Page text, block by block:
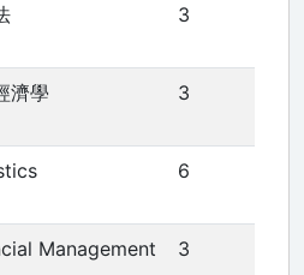
3
濟學 3
6
Management 3